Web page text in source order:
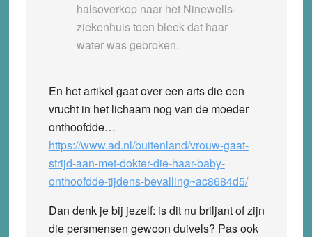
halsoverkop naar het Ninewells-
ziekenhuis toen bleek dat haar
water was gebroken.
En het artikel gaat over een arts die een
vrucht in het lichaam nog van de moeder
onthoofdde…
https://www.ad.nl/buitenland/vrouw-gaat-
strijd-aan-met-dokter-die-haar-baby-
onthoofdde-tijdens-bevalling~ac8684d5/
Dan denk je bij jezelf: is dit nu briljant of zijn
die persmensen gewoon duivels? Pas ook